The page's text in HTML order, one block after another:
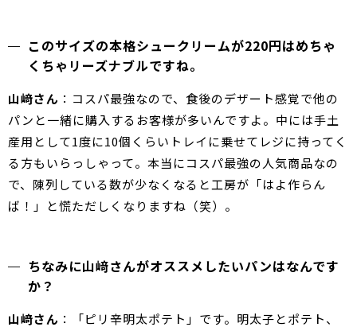
このサイズの本格シュークリームが220円はめちゃ
くちゃリーズナブルですね。
山﨑さん ：コスパ最強なので、食後のデザート感覚で他の
パンと一緒に購入するお客様が多いんですよ。中には手土
産用として1度に10個くらいトレイに乗せてレジに持ってく
る方もいらっしゃって。本当にコスパ最強の人気商品なの
で、陳列している数が少なくなると工房が「はよ作らん
ば！」と慌ただしくなりますね（笑）。
ちなみに山﨑さんがオススメしたいパンはなんです
か？
山﨑さん ：「ピリ辛明太ポテト」です。明太子とポテト、